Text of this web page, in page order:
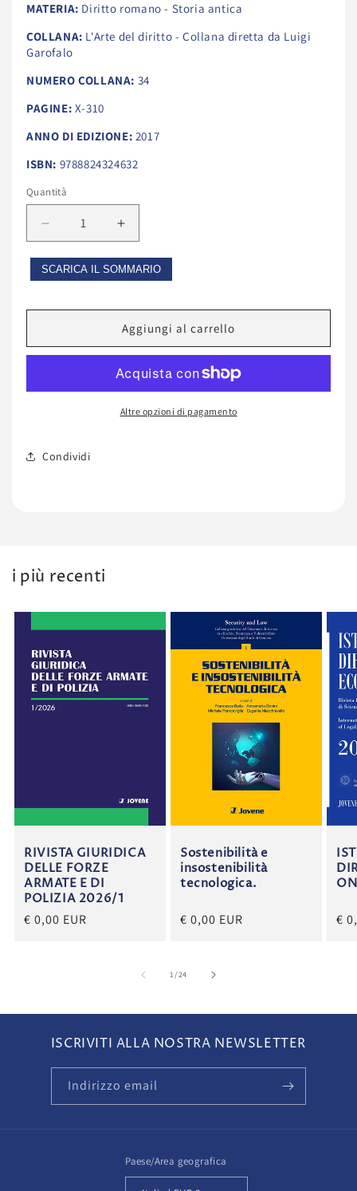
MATERIA: Diritto romano - Storia antica
COLLANA: L'Arte del diritto - Collana diretta da Luigi
Garofalo
NUMERO COLLANA: 34
PAGINE: X-310
ANNO DI EDIZIONE: 2017
ISBN: 9788824324632
Quantità
Diminuisci
quantità
per
‘Documentum
e
‘documentum
criminis’.
Aumenta
quantità
per
‘Documentum
e
‘documentum
criminis’.
SCARICA IL SOMMARIO
Aggiungi al carrello
Altre opzioni di pagamento
Condividi
i più recenti
RIVISTA GIURIDICA
DELLE FORZE
ARMATE E DI
POLIZIA 2026/1
€ 0,00 EUR
Sostenibilità e
insostenibilità
tecnologica.
€ 0,00 EUR €
1/su
24
ISCRIVITI ALLA NOSTRA NEWSLETTER
Indirizzo email
Paese/Area geografica